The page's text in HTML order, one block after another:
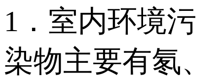
1．室内环境污
染物主要有氡、